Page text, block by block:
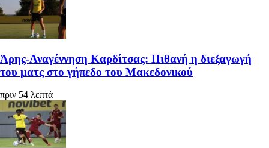
Άρης-Αναγέννηση Καρδίτσας: Πιθανή η διεξαγωγή
του ματς στο γήπεδο του Μακεδονικού
πριν 54 λεπτά